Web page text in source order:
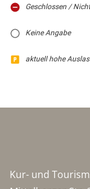
Geschlossen /
Keine Angabe
aktuell hohe
Kur- und